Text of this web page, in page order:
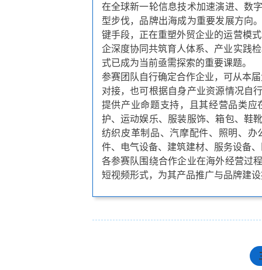
在全球新一轮信息技术加速演进、数
型步伐，品牌出海成为重要发展方向
键手段，正在重塑外贸企业的运营模
企深度协同共筑育人体系、产业实践
式已成为当前亟需探索的重要课题。
参赛团队自行确定合作企业，可从本
对接，也可根据自身产业资源情况自
提供产业命题支持，且其经营品类
护、运动娱乐、服装服饰、箱包、鞋
纺织皮革制品、汽摩配件、照明、
件、电气设备、建筑建材、服务设备
各参赛队围绕合作企业在海外经营过
短视频形式，为其产品推广与品牌建